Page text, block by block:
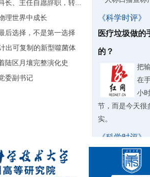
长、主任自愿辞职，转...
理世界中成长
后选择，不是第一选择
出可复制的新型噬菌体
陆区月壤完整演化史
委副书记
《科学时评》
医疗垃圾做的
的？
把
在
小
节，而是今天很
实。
《科学时评》
台风天9岁男
被无视？